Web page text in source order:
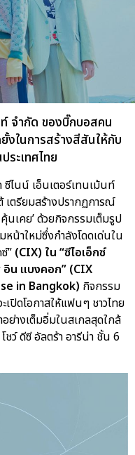
จำกัด ของบิ๊กบอสคน
งในการสร้างสีสันให้กับ
ระเทศไทย
ไนน์ เอ็นเตอร์เทนเม้นท์
เตรียมสร้างปรากฏการณ์
นเคย’ ด้วยกิจกรรมเต็มรูป
น้าใหม่ซึ่งกำลังโดดเด่นใน
” (CIX) ใน “ซีไอเอ็กซ์
อิน แบงคอก” (CIX
in Bangkok) กิจกรรม
เปิดโอกาสให้แฟนๆ ชาวไทย
ย่างเต็มอิ่มในสเกลสุดใกล้
ว์ ดีซี อัลตร้า อารีน่า ชั้น 6